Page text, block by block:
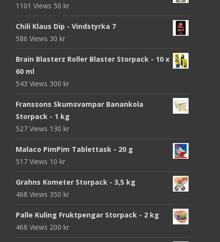
1101 Views 50 kr
Chili Klaus Dip - Vindstyrka 7
586 Views 30 kr
Brain Blasterz Roller Blaster Storpack - 10 x
60 ml
543 Views 300 kr
Franssons Skumsvampar Banankola
Storpack - 1 kg
527 Views 130 kr
Malaco PimPim Tablettask - 20 g
517 Views 10 kr
Grahns Kometer Storpack - 3,5 kg
468 Views 350 kr
Palle Kuling Fruktpengar Storpack - 2 kg
468 Views 200 kr